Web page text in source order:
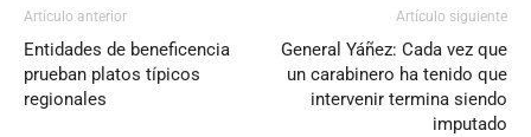
Artículo anterior
Entidades de beneficencia
prueban platos típicos
regionales
Artículo siguiente
General Yáñez: Cada vez que
un carabinero ha tenido que
intervenir termina siendo
imputado